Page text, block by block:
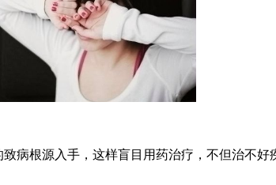
根源入手，这样盲目用药治疗，不但治不好